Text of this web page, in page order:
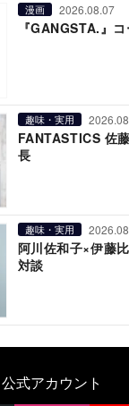
漫画 2026.08.07
『GANGSTA.』
趣味・実用
FANTASTICS 佐
長
趣味・実用
阿川佐和子×伊藤
対談
公式アカウント